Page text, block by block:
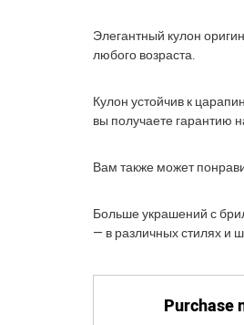
Элегантный кулон
любого возраста.
Кулон устойчив к
вы получаете гарантию
Вам также может
Больше украшений с
— в различных стилях и
Purchase